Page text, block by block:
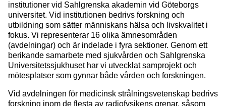
institutioner vid Sahlgrenska akademin vid Göteborgs
universitet. Vid institutionen bedrivs forskning och
utbildning som sätter människans hälsa och livskvalitet i
fokus. Vi representerar 16 olika ämnesområden
(avdelningar) och är indelade i fyra sektioner. Genom ett
berikande samarbete med sjukvården och Sahlgrenska
Universitetssjukhuset har vi utvecklat samprojekt och
mötesplatser som gynnar både vården och forskningen.
Vid avdelningen för medicinsk strålningsvetenskap bedrivs
forskning inom de flesta av radiofysikens grenar, såsom